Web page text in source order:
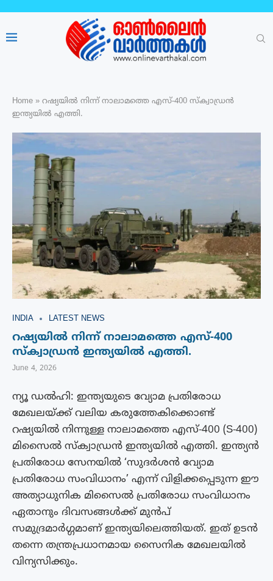
Home » റഷ്യയില്‍ നിന്ന് നാലാമത്തെ എസ്-400 സ്‌ക്വാഡ്രന്‍
ഇന്ത്യയിൽ എത്തി.
INDIA LATEST NEWS
റഷ്യയില്‍ നിന്ന് നാലാമത്തെ എസ്-400
സ്‌ക്വാഡ്രന്‍ ഇന്ത്യയിൽ എത്തി.
June 4, 2026
ന്യൂ ഡൽഹി: ഇന്ത്യയുടെ വ്യോമ പ്രതിരോധ
മേഖലയ്ക്ക് വലിയ കരുത്തേകിക്കൊണ്ട്
റഷ്യയില്‍ നിന്നുള്ള നാലാമത്തെ എസ്-400 (S-400)
മിസൈല്‍ സ്‌ക്വാഡ്രന്‍ ഇന്ത്യയിൽ എത്തി. ഇന്ത്യന്‍
പ്രതിരോധ സേനയില്‍ ‘സുദര്‍ശന്‍ വ്യോമ
പ്രതിരോധ സംവിധാനം’ എന്ന് വിളിക്കപ്പെടുന്ന ഈ
അത്യാധുനിക മിസൈല്‍ പ്രതിരോധ സംവിധാനം
ഏതാനും ദിവസങ്ങള്‍ക്ക് മുന്‍പ്
സമുദ്രമാര്‍ഗ്ഗമാണ് ഇന്ത്യയിലെത്തിയത്. ഇത് ഉടന്‍
തന്നെ തന്ത്രപ്രധാനമായ സൈനിക മേഖലയില്‍
വിന്യസിക്കും.